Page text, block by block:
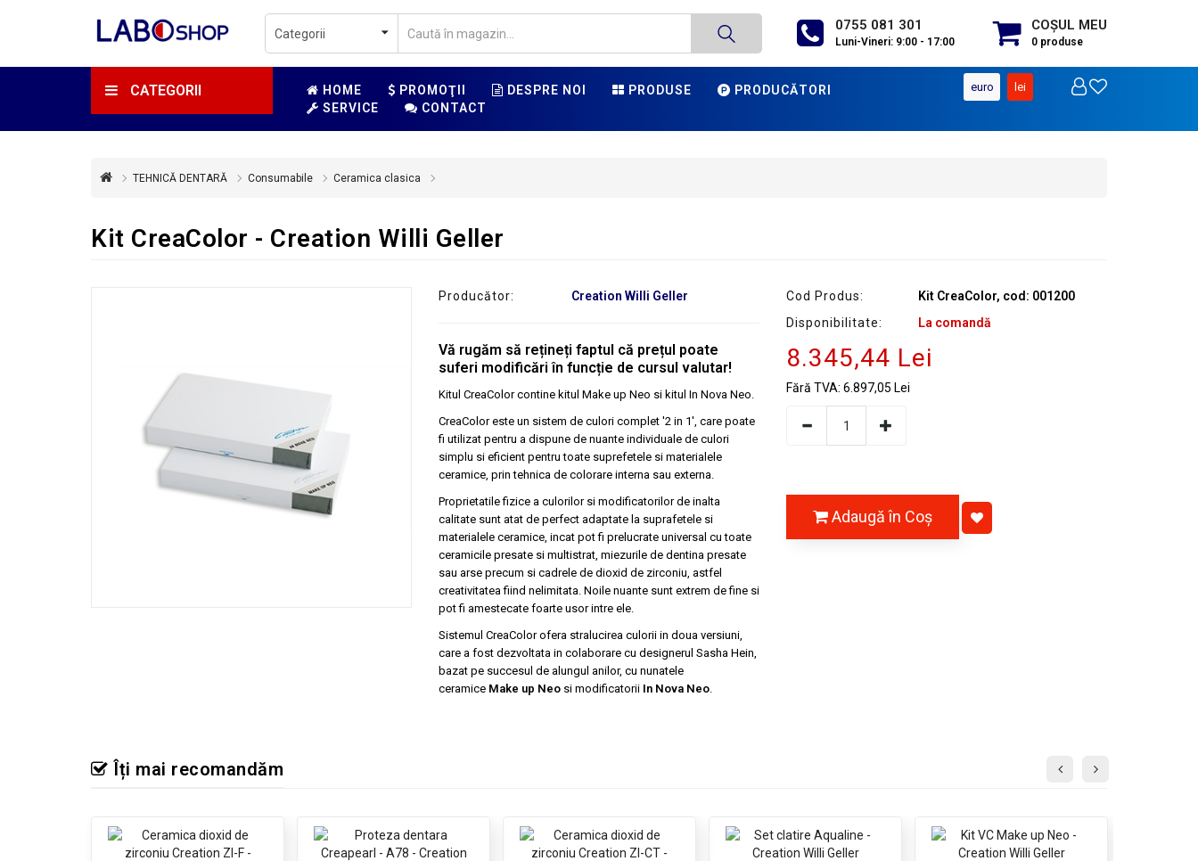
0755 081 301
Luni-Vineri: 9:00 - 17:00
COŞUL MEU
0produse
CATEGORII HOME PROMOŢII DESPRE NOI PRODUSE
PRODUCĂTORI
SERVICE
CONTACT
euro lei
TEHNICĂ DENTARĂ Consumabile Ceramica clasica
Kit CreaColor - Creation Willi Geller
Producător: Creation Willi Geller
Vă rugăm să rețineți faptul că prețul poate
suferi modificări în funcție de cursul valutar!
Kitul CreaColor contine kitul Make up Neo si kitul In Nova Neo.
CreaColor este un sistem de culori complet '2 in 1', care poate
fi utilizat pentru a dispune de nuante individuale de culori
simplu si eficient pentru toate suprefetele si materialele
ceramice, prin tehnica de colorare interna sau externa.
Proprietatile fizice a culorilor si modificatorilor de inalta
calitate sunt atat de perfect adaptate la suprafetele si
materialele ceramice, incat pot fi prelucrate universal cu toate
ceramicile presate si multistrat, miezurile de dentina presate
sau arse precum si cadrele de dioxid de zirconiu, astfel
creativitatea fiind nelimitata. Noile nuante sunt extrem de fine si
pot fi amestecate foarte usor intre ele.
Sistemul CreaColor ofera stralucirea culorii in doua versiuni,
care a fost dezvoltata in colaborare cu designerul Sasha Hein,
bazat pe succesul de alungul anilor, cu nunatele
ceramice Make up Neo si modificatorii In Nova Neo.
Cod Produs:
Kit CreaColor, cod: 001200
Disponibilitate:
La comandă
8.345,44 Lei
Fără TVA: 6.897,05 Lei
Adaugă în Coş
Îți mai recomandăm